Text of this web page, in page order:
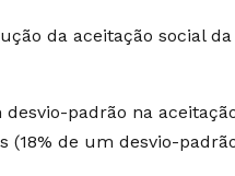
da aceitação social
padrão na
(18% de um desvio-